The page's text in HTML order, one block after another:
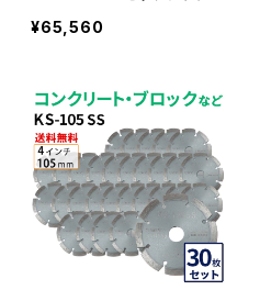
バー 4インチ 105mm コン
クリート・ブロックなどの切
刃(ks-105ss-20)
¥65,560